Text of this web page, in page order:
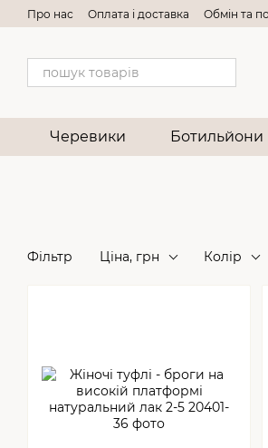
Перейти до основного контенту
Про нас Оплата і доставка Обмін та
Черевики Ботильйони
Фільтр Ціна, грн Колір